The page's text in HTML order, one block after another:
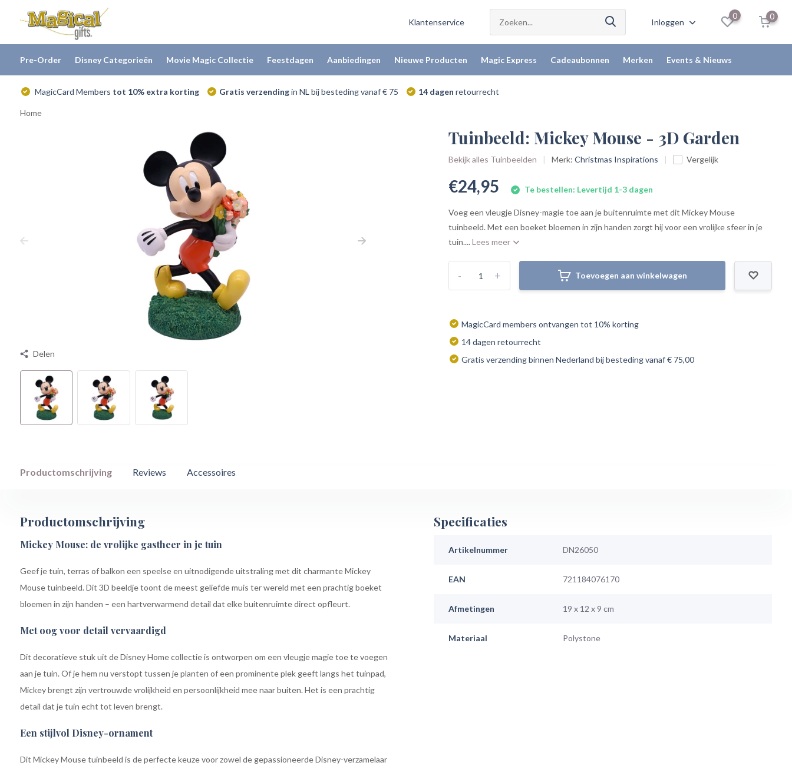
Klantenservice Inloggen
0 0
Pre-Order Disney Categorieën Movie Magic Collectie Feestdagen Aanbiedingen Nieuwe Producten Magic Express Cadeaubonnen Merken Events & Nieuws
MagicCard Members tot 10% extra korting Gratis verzendingin NL bij besteding vanaf € 75 14 dagen retourrecht
Home
Delen
Tuinbeeld: Mickey Mouse - 3D Garden
Bekijk alles Tuinbeelden Merk:Christmas Inspirations Vergelijk
€24,95 Te bestellen: Levertijd 1-3 dagen
Voeg een vleugje Disney-magie toe aan je buitenruimte met dit Mickey Mouse
tuinbeeld. Met een boeket bloemen in zijn handen zorgt hij voor een vrolijke sfeer in je
tuin....Lees meer
+
- Toevoegen aan winkelwagen
MagicCard members ontvangen tot 10% korting
14 dagen retourrecht
Gratis verzending binnen Nederland bij besteding vanaf € 75,00
Productomschrijving Reviews Accessoires
Productomschrijving
Mickey Mouse: de vrolijke gastheer in je tuin
Geef je tuin, terras of balkon een speelse en uitnodigende uitstraling met dit charmante Mickey
Mouse tuinbeeld. Dit 3D beeldje toont de meest geliefde muis ter wereld met een prachtig boeket
bloemen in zijn handen – een hartverwarmend detail dat elke buitenruimte direct opfleurt.
Met oog voor detail vervaardigd
Dit decoratieve stuk uit de Disney Home collectie is ontworpen om een vleugje magie toe te voegen
aan je tuin. Of je hem nu verstopt tussen je planten of een prominente plek geeft langs het tuinpad,
Mickey brengt zijn vertrouwde vrolijkheid en persoonlijkheid mee naar buiten. Het is een prachtig
detail dat je tuin echt tot leven brengt.
Een stijlvol Disney-ornament
Dit Mickey Mouse tuinbeeld is de perfecte keuze voor zowel de gepassioneerde Disney-verzamelaar
Specificaties
Artikelnummer DN26050
EAN 721184076170
Afmetingen 19 x 12 x 9 cm
Materiaal Polystone